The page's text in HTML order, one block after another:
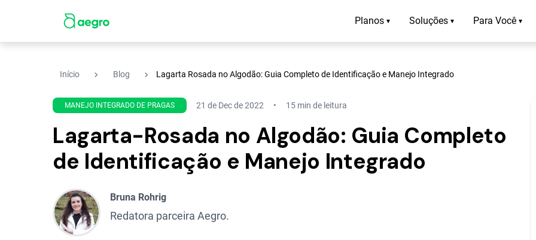
Planos ▾ Soluções ▾ Para Você ▾
Início navigate_next Blog navigate_next Lagarta Rosada no Algodão: Guia Completo de Identificação e Manejo Integrado
MANEJO INTEGRADO DE PRAGAS 21 de Dec de 2022 15 min de leitura
Lagarta-Rosada no Algodão: Guia Completo
de Identificação e Manejo Integrado
Bruna Rohrig
Redatora parceira Aegro.